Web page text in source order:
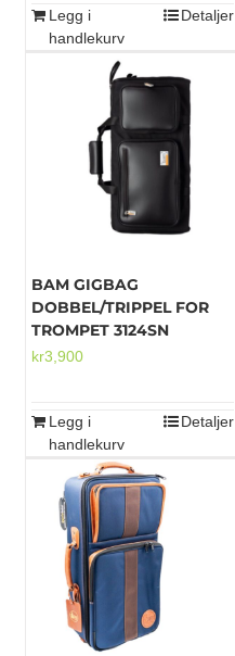
Legg i
handlekurv
Detaljer
BAM GIGBAG
DOBBEL/TRIPPEL FOR
TROMPET 3124SN
kr3,900
Legg i
handlekurv
Detaljer